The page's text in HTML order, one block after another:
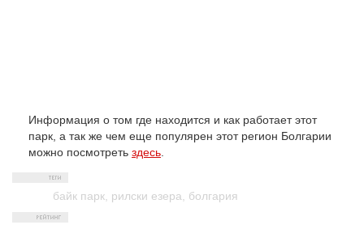
Информация о том где находится и как работает этот
парк, а так же чем еще популярен этот регион Болгарии
можно посмотреть здесь
байк парк рилски езера болгария